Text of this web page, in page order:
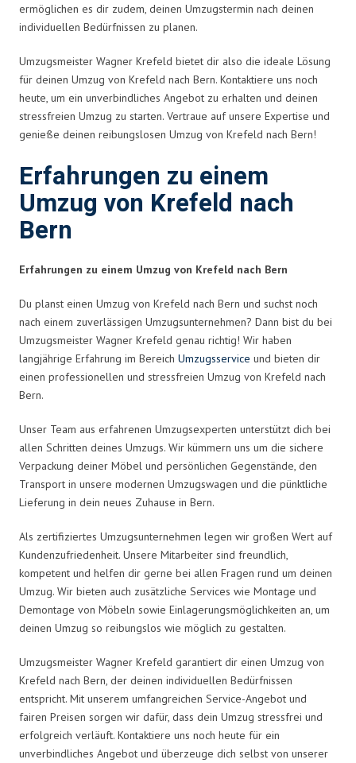
ermöglichen es dir zudem, deinen Umzugstermin nach deinen
individuellen Bedürfnissen zu planen.
Umzugsmeister Wagner Krefeld bietet dir also die ideale Lösung
für deinen Umzug von Krefeld nach Bern. Kontaktiere uns noch
heute, um ein unverbindliches Angebot zu erhalten und deinen
stressfreien Umzug zu starten. Vertraue auf unsere Expertise und
genieße deinen reibungslosen Umzug von Krefeld nach Bern!
Erfahrungen zu einem
Umzug von Krefeld nach
Bern
Erfahrungen zu einem Umzug von Krefeld nach Bern
Du planst einen Umzug von Krefeld nach Bern und suchst noch
nach einem zuverlässigen Umzugsunternehmen? Dann bist du bei
Umzugsmeister Wagner Krefeld genau richtig! Wir haben
langjährige Erfahrung im Bereich Umzugsservice und bieten dir
einen professionellen und stressfreien Umzug von Krefeld nach
Bern.
Unser Team aus erfahrenen Umzugsexperten unterstützt dich bei
allen Schritten deines Umzugs. Wir kümmern uns um die sichere
Verpackung deiner Möbel und persönlichen Gegenstände, den
Transport in unsere modernen Umzugswagen und die pünktliche
Lieferung in dein neues Zuhause in Bern.
Als zertifiziertes Umzugsunternehmen legen wir großen Wert auf
Kundenzufriedenheit. Unsere Mitarbeiter sind freundlich,
kompetent und helfen dir gerne bei allen Fragen rund um deinen
Umzug. Wir bieten auch zusätzliche Services wie Montage und
Demontage von Möbeln sowie Einlagerungsmöglichkeiten an, um
deinen Umzug so reibungslos wie möglich zu gestalten.
Umzugsmeister Wagner Krefeld garantiert dir einen Umzug von
Krefeld nach Bern, der deinen individuellen Bedürfnissen
entspricht. Mit unserem umfangreichen Service-Angebot und
fairen Preisen sorgen wir dafür, dass dein Umzug stressfrei und
erfolgreich verläuft. Kontaktiere uns noch heute für ein
unverbindliches Angebot und überzeuge dich selbst von unserer